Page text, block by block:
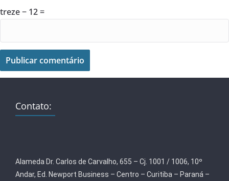
treze − 12 =
Contato:
Alameda Dr. Carlos de Carvalho, 655 – Cj. 1001 / 1006, 10º
Andar, Ed. Newport Business – Centro – Curitiba – Paraná –